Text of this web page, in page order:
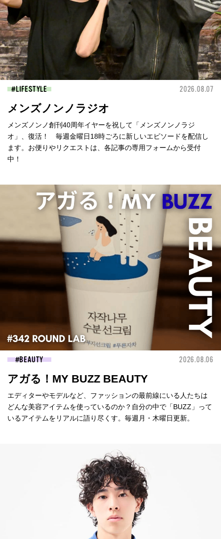
LIFESTYLE 2026.08.07
メンズノンノラジオ
メンズノンノ創刊40周年イヤーを祝して「メンズノンノラジ
オ」、復活！ 毎週金曜日18時ごろに新しいエピソードを配信し
ます。お便りやリクエストは、各記事の専用フォームから受付
中！
BEAUTY 2026.08.06
アガる！MY BUZZ BEAUTY
エディターやモデルなど、ファッションの最前線にいる人たちは
どんな美容アイテムを使っているのか？自分の中で「BUZZ」って
いるアイテムをリアルに語り尽くす。毎週月・木曜日更新。